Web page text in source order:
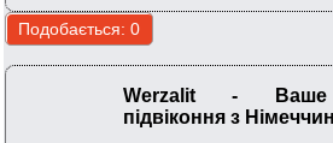
Werzalit - Ваше
підвіконня з